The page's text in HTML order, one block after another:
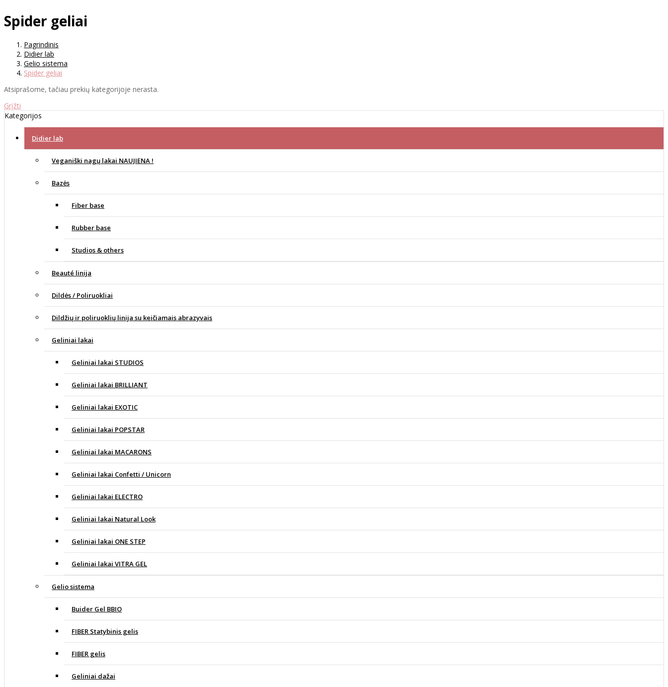
Spider geliai
Pagrindinis
Didier lab
Gelio sistema
Spider geliai
Atsiprašome, tačiau prekių kategorijoje nerasta.
Grįžti
Kategorijos
Didier lab
Veganiški nagų lakai NAUJIENA !
Bazės
Fiber base
Rubber base
Studios & others
Beauté linija
Dildės / Poliruokliai
Dildžių ir poliruoklių linija su keičiamais abrazyvais
Geliniai lakai
Geliniai lakai STUDIOS
Geliniai lakai BRILLIANT
Geliniai lakai EXOTIC
Geliniai lakai POPSTAR
Geliniai lakai MACARONS
Geliniai lakai Confetti / Unicorn
Geliniai lakai ELECTRO
Geliniai lakai Natural Look
Geliniai lakai ONE STEP
Geliniai lakai VITRA GEL
Gelio sistema
Buider Gel BBIO
FIBER Statybinis gelis
FIBER gelis
Geliniai dažai